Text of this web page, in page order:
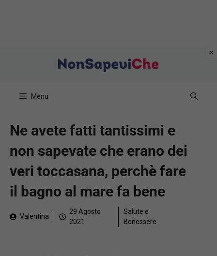
Menu
Ne avete fatti tantissimi e
non sapevate che erano dei
veri toccasana, perchè fare
il bagno al mare fa bene
Valentina
29 Agosto
2021
Salute e
Benessere